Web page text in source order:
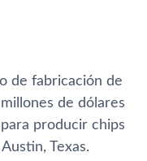
de fabricación de
de dólares
producir chips
Texas.